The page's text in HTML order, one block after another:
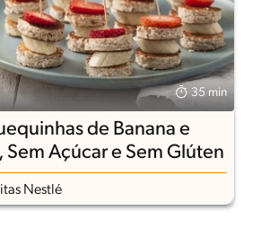
35 min
de Banana e
Sem Açúcar e Sem Glúten
Nestlé